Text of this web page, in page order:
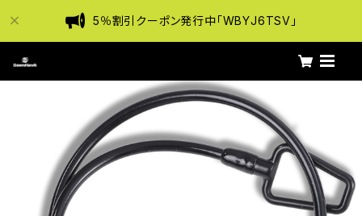
5％割引クーポン発行中「WBYJ6TSV」